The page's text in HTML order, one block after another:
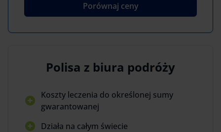
Porównaj ceny
Polisa z biura podróży
Koszty leczenia do określonej sumy
gwarantowanej
Działa na całym świecie